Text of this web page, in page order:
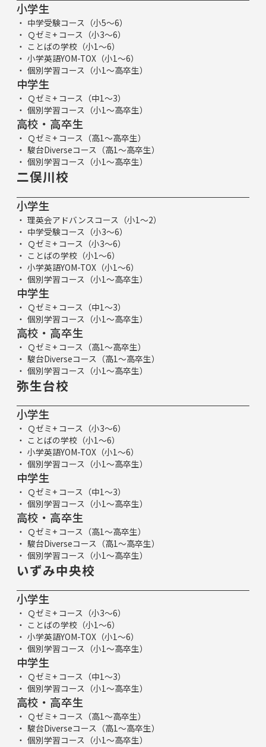
小学生
中学受験コース（小5～6）
Ｑゼミ+ コース（小3～6）
ことばの学校（小1～6）
小学英語YOM-TOX（小1～6）
個別学習コース（小1～高卒生）
中学生
Ｑゼミ+ コース（中1～3）
個別学習コース（小1～高卒生）
高校・高卒生
Ｑゼミ+ コース（高1～高卒生）
駿台Diverseコース（高1～高卒生）
個別学習コース（小1～高卒生）
二俣川校
小学生
理英会アドバンスコース（小1～2）
中学受験コース（小3～6）
Ｑゼミ+ コース（小3～6）
ことばの学校（小1～6）
小学英語YOM-TOX（小1～6）
個別学習コース（小1～高卒生）
中学生
Ｑゼミ+ コース（中1～3）
個別学習コース（小1～高卒生）
高校・高卒生
Ｑゼミ+ コース（高1～高卒生）
駿台Diverseコース（高1～高卒生）
個別学習コース（小1～高卒生）
弥生台校
小学生
Ｑゼミ+ コース（小3～6）
ことばの学校（小1～6）
小学英語YOM-TOX（小1～6）
個別学習コース（小1～高卒生）
中学生
Ｑゼミ+ コース（中1～3）
個別学習コース（小1～高卒生）
高校・高卒生
Ｑゼミ+ コース（高1～高卒生）
駿台Diverseコース（高1～高卒生）
個別学習コース（小1～高卒生）
いずみ中央校
小学生
Ｑゼミ+ コース（小3～6）
ことばの学校（小1～6）
小学英語YOM-TOX（小1～6）
個別学習コース（小1～高卒生）
中学生
Ｑゼミ+ コース（中1～3）
個別学習コース（小1～高卒生）
高校・高卒生
Ｑゼミ+ コース（高1～高卒生）
駿台Diverseコース（高1～高卒生）
個別学習コース（小1～高卒生）